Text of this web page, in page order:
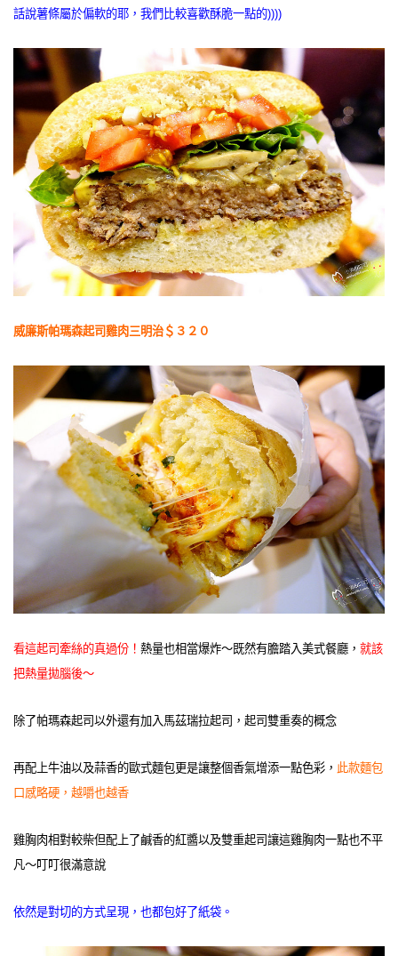
話說薯條屬於偏軟的耶，我們比較喜歡酥脆一點的))))
威廉斯帕瑪森起司雞肉三明治＄３２０
看這起司牽絲的真過份！ 熱量也相當爆炸～既然有膽踏入美式餐廳， 就該
把熱量拋腦後～
除了帕瑪森起司以外還有加入馬茲瑞拉起司，起司雙重奏的概念
再配上牛油以及蒜香的歐式麵包更是讓整個香氣增添一點色彩， 此款麵包
口感略硬，越嚼也越香
雞胸肉相對較柴但配上了鹹香的紅醬以及雙重起司讓這雞胸肉一點也不平
凡～叮叮很滿意說
依然是對切的方式呈現，也都包好了紙袋。